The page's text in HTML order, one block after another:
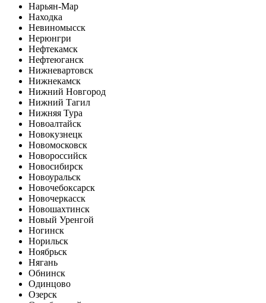
Нарьян-Мар
Находка
Невиномысск
Нерюнгри
Нефтекамск
Нефтеюганск
Нижневартовск
Нижнекамск
Нижний Новгород
Нижний Тагил
Нижняя Тура
Новоалтайск
Новокузнецк
Новомосковск
Новороссийск
Новосибирск
Новоуральск
Новочебоксарск
Новочеркасск
Новошахтинск
Новый Уренгой
Ногинск
Норильск
Ноябрьск
Нягань
Обнинск
Одинцово
Озерск